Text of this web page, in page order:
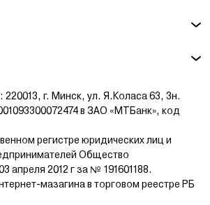
г. Минск, ул. Я.Коласа 63, 3н.
в ЗАО «МТБанк», код
регистре юридических лиц и
Общество
апреля 2012 г за № 191601188.
мазагина в торговом реестре РБ